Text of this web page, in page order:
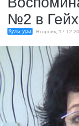
№2 в
Культура Вторник,